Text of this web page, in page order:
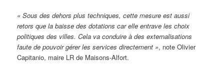
« Sous des dehors plus techniques, cette mesure est aussi
retors que la baisse des dotations car elle entrave les choix
politiques des villes. Cela va conduire à des externalisations
faute de pouvoir gérer les services directement », note Olivier
Capitanio, maire LR de Maisons-Alfort.